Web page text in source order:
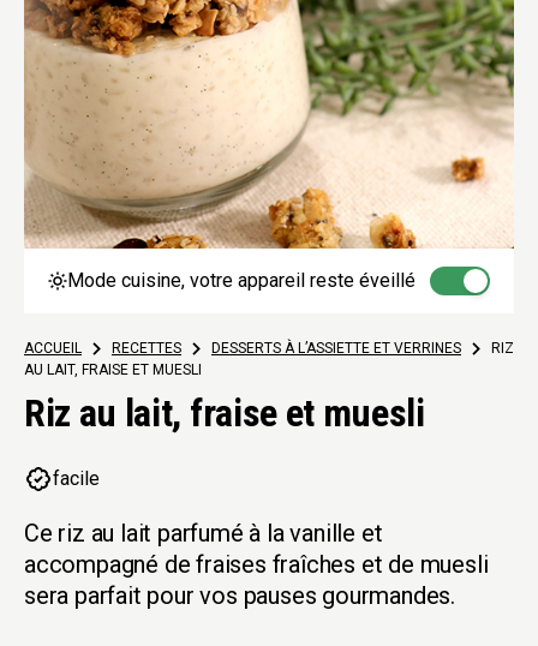
Mode cuisine, votre appareil reste éveillé
ACCUEIL > RECETTES > DESSERTS À L’ASSIETTE ET VERRINES >
RIZ
AU LAIT, FRAISE ET MUESLI
Riz au lait, fraise et muesli
facile
Ce riz au lait parfumé à la vanille et
accompagné de fraises fraîches et de muesli
sera parfait pour vos pauses gourmandes.